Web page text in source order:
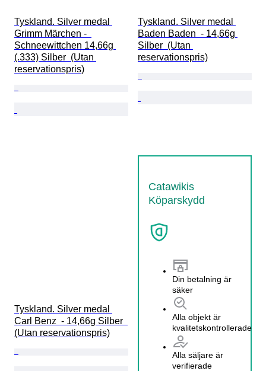
Tyskland. Silver medal
Grimm Märchen -
Schneewittchen 14,66g
(.333) Silber  (Utan
reservationspris)
Tyskland. Silver medal
Baden Baden  - 14,66g
Silber  (Utan
reservationspris)
Tyskland. Silver medal
Carl Benz  - 14,66g Silber
(Utan reservationspris)
Catawikis
Köparskydd
Din betalning är
säker
Alla objekt är
kvalitetskontrollerade
Alla säljare är
verifierade